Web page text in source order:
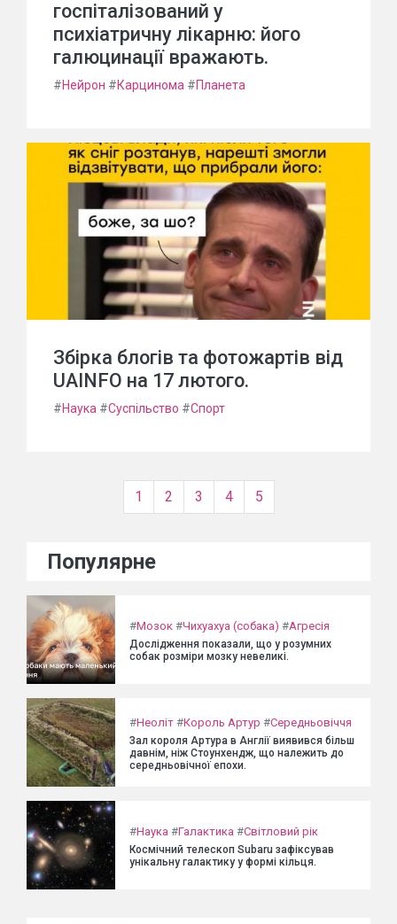
госпіталізований у
психіатричну лікарню: його
галюцинації вражають.
#Нейрон #Карцинома #Планета
Збірка блогів та фотожартів від
UAINFO на 17 лютого.
#Наука #Суспільство #Спорт
1 2 3 4 5
Популярне
#Мозок #Чихуахуа (собака) #Агресія
Дослідження показали, що у розумних
собак розміри мозку невеликі.
#Неоліт #Король Артур #Середньовіччя
Зал короля Артура в Англії виявився більш
давнім, ніж Стоунхендж, що належить до
середньовічної епохи.
#Наука #Галактика #Світловий рік
Космічний телескоп Subaru зафіксував
унікальну галактику у формі кільця.